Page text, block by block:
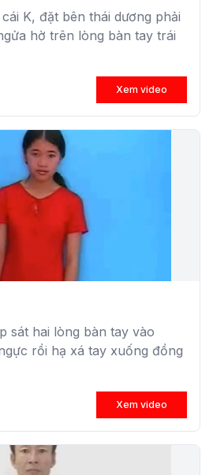
K, đặt bên thái dương phải
hờ trên lòng bàn tay trái
Xem video
sát hai lòng bàn tay vào
rồi hạ xá tay xuống đồng
Xem video